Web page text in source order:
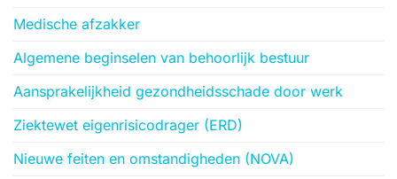
Medische afzakker
Algemene beginselen van behoorlijk bestuur
Aansprakelijkheid gezondheidsschade door werk
Ziektewet eigenrisicodrager (ERD)
Nieuwe feiten en omstandigheden (NOVA)